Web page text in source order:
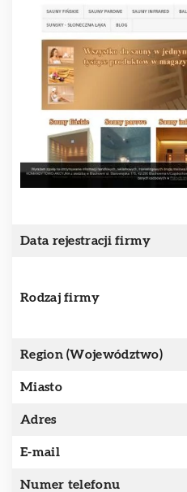
Data rejestracji firmy
Rodzaj firmy
Region (Województwo)
Miasto
Adres
E-mail
Numer telefonu